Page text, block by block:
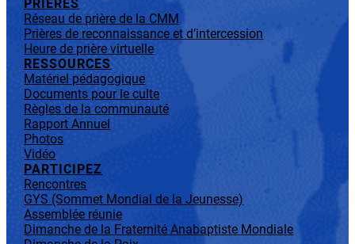
PRIÈRES
Réseau de prière de la CMM
Prières de reconnaissance et d’intercession
Heure de prière virtuelle
RESSOURCES
Matériel pédagogique
Documents pour le culte
Règles de la communauté
Rapport Annuel
Photos
Vidéo
PARTICIPEZ
Rencontres
GYS (Sommet Mondial de la Jeunesse)
Assemblée réunie
Dimanche de la Fraternité Anabaptiste Mondiale